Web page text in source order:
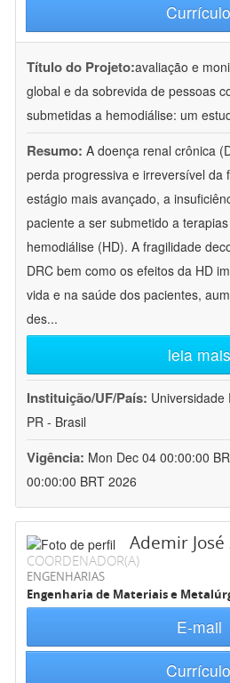
Currículo
Título do Projeto:avaliação e
global e da sobrevida de pessoas
submetidas a hemodiálise: um
Resumo: A doença renal crônica
perda progressiva e irreversível da
estágio mais avançado, a
paciente a ser submetido a
hemodiálise (HD). A fragilidade
DRC bem como os efeitos da HD
vida e na saúde dos pacientes,
des...
leia mais
Instituição/UF/País: Universidade
PR - Brasil
Vigência: Mon Dec 04 00:00:00
00:00:00 BRT 2026
Ademir
COORDENADOR(A)
ENGENHARIAS
Engenharia de Materiais e
E-mail
Currículo